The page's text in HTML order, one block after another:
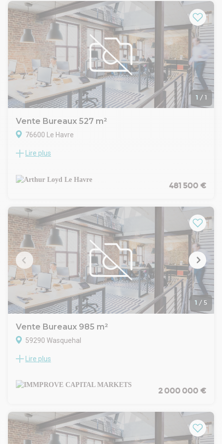
1 / 1
Vente Bureaux 527 m²
76600 Le Havre
A VENDRE - LE HAVRE - QUARTIER DE L'EURE - BUREAUX
527 m2 de bureaux. Il se compose au rez-de-chaussée d'un
accueil, d'un open space, de bureaux cloisonnés, de
Une réserve de 121 m² et 5 places de parking complètent
ces biens.
Informatique avec baie de brassage + prise RJ45.
Fibre accessible.
Lire plus
481 500 €
1 / 5
Vente Bureaux 985 m²
59290 Wasquehal
A Wasquehal, dans un parc tertiaire, IMMPROVE vous
loué (à 49%).
30 places de parking.
. Accès et ascenseur PMR
. Accès privatif sur rue
. Parties communes de bon standing
Lire plus
2 000 000 €